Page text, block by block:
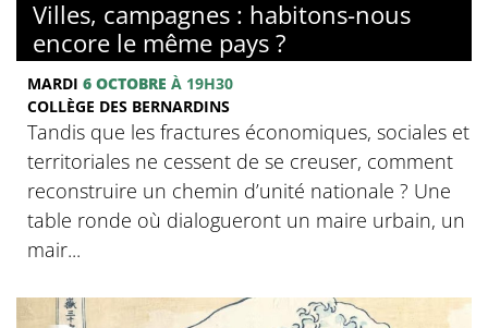
Villes, campagnes : habitons-nous
encore le même pays ?
MARDI 6 OCTOBRE À 19H30
COLLÈGE DES BERNARDINS
Tandis que les fractures économiques, sociales et
territoriales ne cessent de se creuser, comment
reconstruire un chemin d’unité nationale ? Une
table ronde où dialogueront un maire urbain, un
mair...